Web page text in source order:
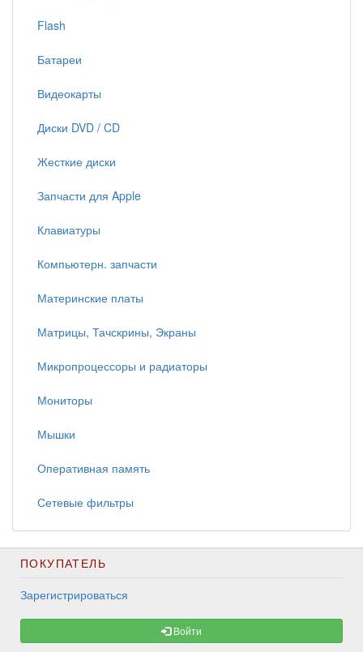
Flash
Батареи
Видеокарты
Диски DVD / CD
Жесткие диски
Запчасти для Apple
Клавиатуры
Компьютерн. запчасти
Материнские платы
Матрицы, Тачскрины, Экраны
Микропроцессоры и радиаторы
Мониторы
Мышки
Оперативная память
Сетевые фильтры
ПОКУПАТЕЛЬ
Зарегистрироваться
Войти